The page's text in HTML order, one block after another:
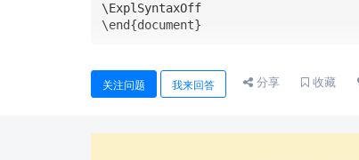
\ExplSyntaxOff
\end{document}
关注问题 我来回答 分享 收藏